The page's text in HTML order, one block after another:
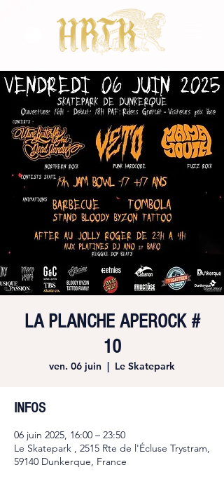
LA PLANCHE APEROCK #
10
ven. 06 juin
  |
Le Skatepark
INFOS
06 juin 2025, 16:00 – 23:50
Le Skatepark , 2515 Rte de l'Écluse Trystram,
59140 Dunkerque, France